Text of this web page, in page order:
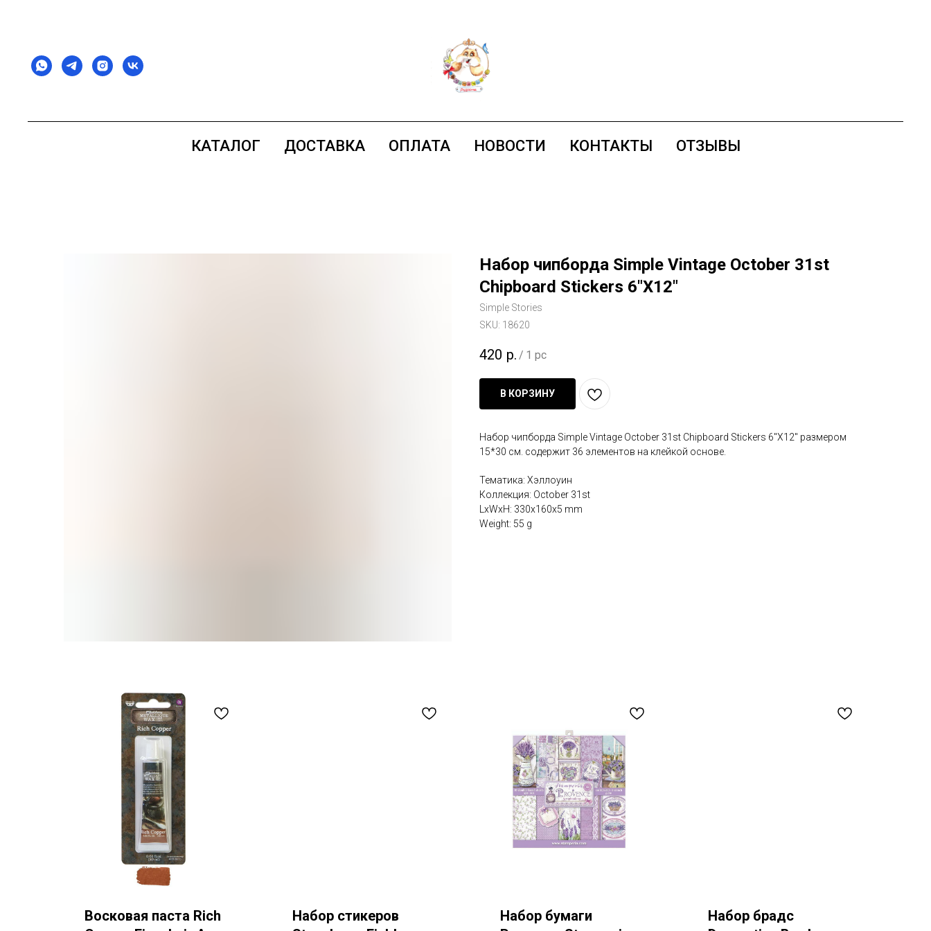
КАТАЛОГ ДОСТАВКА ОПЛАТА НОВОСТИ КОНТАКТЫ ОТЗЫВЫ
Набор чипборда Simple Vintage October 31st
Chipboard Stickers 6"X12"
Simple Stories
SKU: 18620
420 р. / 1 pc
В КОРЗИНУ
Набор чипборда Simple Vintage October 31st Chipboard Stickers 6"X12" размером
15*30 см. содержит 36 элементов на клейкой основе.
Тематика: Хэллоуин
Коллекция: October 31st
LxWxH: 330x160x5 mm
Weight: 55 g
Восковая паста Rich
Набор стикеров
Набор бумаги
Набор брадс